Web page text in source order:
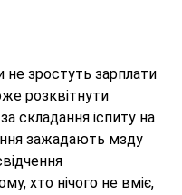
не зростуть зарплати
розквітнути
складання іспиту на
зажадають мзду
хто нічого не вміє,